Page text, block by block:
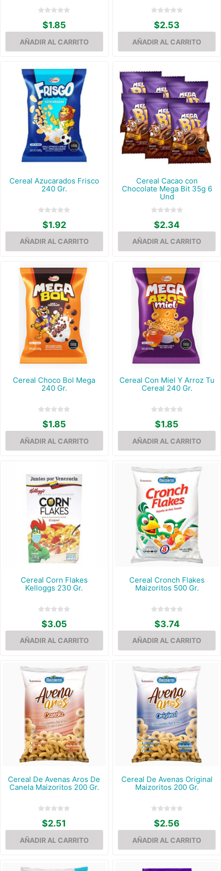
$1.85 $2.53
Cereal Azucarados Frisco
240 Gr.
$1.92
Cereal Cacao con
Chocolate Mega Bit 35g 6
Und
$2.34
Cereal Choco Bol Mega
240 Gr.
$1.85
Cereal Con Miel Y Arroz Tu
Cereal 240 Gr.
$1.85
Cereal Corn Flakes
Kelloggs 230 Gr.
$3.05
Cereal Cronch Flakes
Maizoritos 500 Gr.
$3.74
Cereal De Avenas Aros De
Canela Maizoritos 200 Gr.
$2.51
Cereal De Avenas Original
Maizoritos 200 Gr.
$2.56